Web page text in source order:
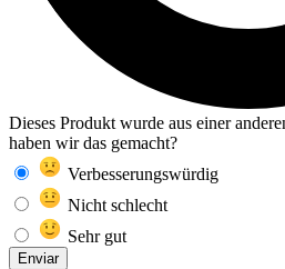
Dieses Produkt wurde aus einer
haben wir das gemacht?
Verbesserungswürdig
Nicht schlecht
Sehr gut
Enviar